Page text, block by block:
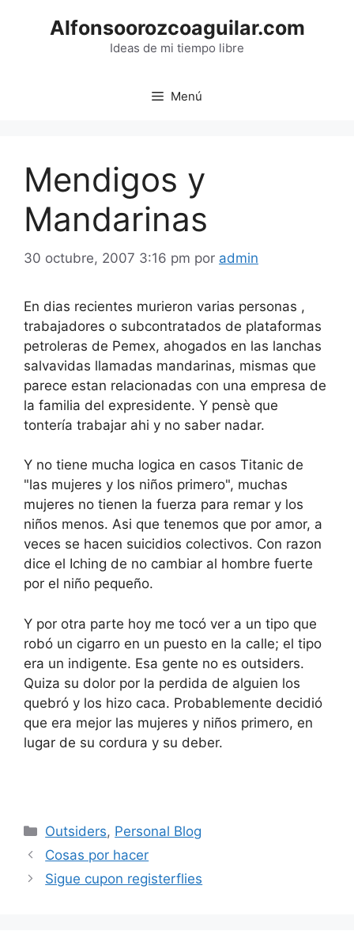
Alfonsoorozcoaguilar.com
Ideas de mi tiempo libre
Menú
Mendigos y
Mandarinas
30 octubre, 2007 3:16 pm por admin
En dias recientes murieron varias personas ,
trabajadores o subcontratados de plataformas
petroleras de Pemex, ahogados en las lanchas
salvavidas llamadas mandarinas, mismas que
parece estan relacionadas con una empresa de
la familia del expresidente. Y pensè que
tontería trabajar ahi y no saber nadar.
Y no tiene mucha logica en casos Titanic de
"las mujeres y los niños primero", muchas
mujeres no tienen la fuerza para remar y los
niños menos. Asi que tenemos que por amor, a
veces se hacen suicidios colectivos. Con razon
dice el Iching de no cambiar al hombre fuerte
por el niño pequeño.
Y por otra parte hoy me tocó ver a un tipo que
robó un cigarro en un puesto en la calle; el tipo
era un indigente. Esa gente no es outsiders.
Quiza su dolor por la perdida de alguien los
quebró y los hizo caca. Probablemente decidió
que era mejor las mujeres y niños primero, en
lugar de su cordura y su deber.
Categorías
Outsiders, Personal Blog
Cosas por hacer
Sigue cupon registerflies